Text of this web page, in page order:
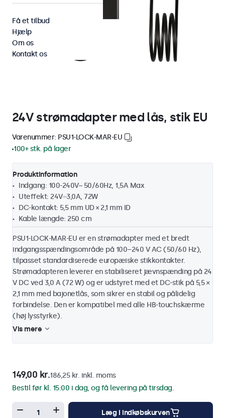
24V strømadapter med lås, stik EU
Varenummer: PSU1-LOCK-MAR-EU
100+ stk. på lager
Produktinformation
Indgang: 100-240V~ 50/60Hz, 1,5A Max
Uteffekt: 24V⎓3,0A, 72W
DC-kontakt: 5,5 mm UD × 2,1 mm ID
Kable længde: 250 cm
PSU1-LOCK-MAR-EU er en strømadapter med et bredt
indgangsspændingsområde på 100–240 V AC (50/60 Hz),
tilpasset standardiserede europæiske stikkontakter.
Strømadapteren leverer en stabiliseret jævnspænding på 24
V DC ved 3,0 A (72 W) og er udstyret med et DC-stik på 5,5 ×
2,1 mm med bajonetlås, som sikrer en stabil og pålidelig
forbindelse. Den er kompatibel med alle HB-touchskærme
(høj lysstyrke).
Vis mere
149,00 kr.186,25 kr. inkl. moms
Bestil før kl. 15:00 i dag, og få levering på tirsdag.
Læg i indkøbskurven
Få et tilbud
Hjælp
Om os
Kontakt os